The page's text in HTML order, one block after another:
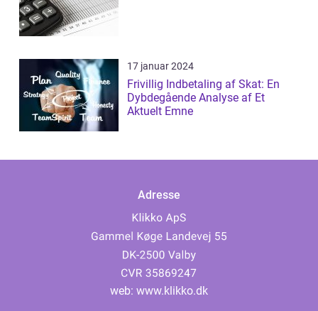
17 januar 2024
Frivillig Indbetaling af Skat: En
Dybdegående Analyse af Et
Aktuelt Emne
Adresse
web: www.klikko.dk